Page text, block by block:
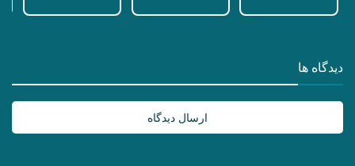
دیدگاه ها
ارسال دیدگاه